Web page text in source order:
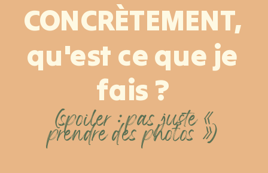
CONCRÈTEMENT,
qu'est ce que je
fais ?
(spoiler : pas juste «
prendre des photos »)